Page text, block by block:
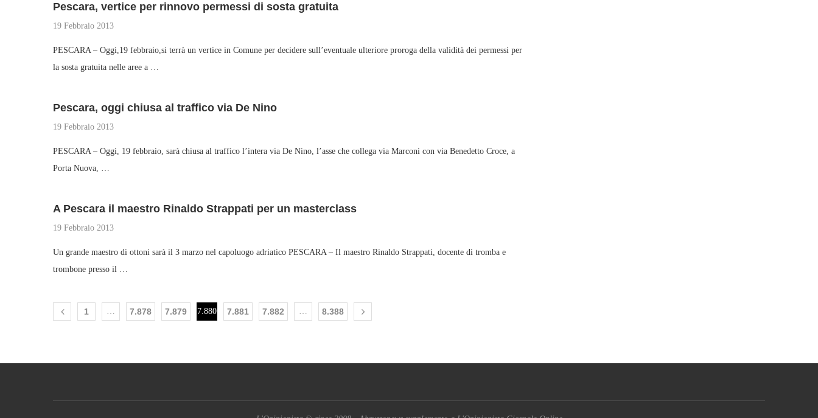
Pescara, vertice per rinnovo permessi di sosta gratuita
19 Febbraio 2013
PESCARA – Oggi,19 febbraio,si terrà un vertice in Comune per decidere sull’eventuale ulteriore proroga della validità dei permessi per
la sosta gratuita nelle aree a …
Pescara, oggi chiusa al traffico via De Nino
19 Febbraio 2013
PESCARA – Oggi, 19 febbraio, sarà chiusa al traffico l’intera via De Nino, l’asse che collega via Marconi con via Benedetto Croce, a
Porta Nuova, …
A Pescara il maestro Rinaldo Strappati per un masterclass
19 Febbraio 2013
Un grande maestro di ottoni sarà il 3 marzo nel capoluogo adriatico PESCARA – Il maestro Rinaldo Strappati, docente di tromba e
trombone presso il …
1 … 7.878 7.879 7.880 7.881 7.882 … 8.388